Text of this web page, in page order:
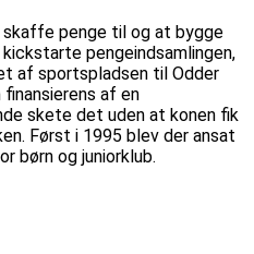
skaffe penge til og at bygge
pengeindsamlingen,
af sportspladsen til Odder
af en
skete det uden at konen fik
Først i 1995 blev der ansat
børn og juniorklub.